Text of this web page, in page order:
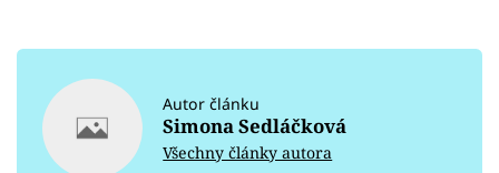
Autor článku
Simona Sedláčková
Všechny články autora